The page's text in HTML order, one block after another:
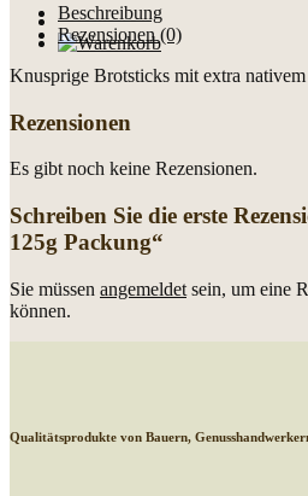
Beschreibung
Rezensionen (0)
Knusprige Brotsticks mit extra
Rezensionen
Es gibt noch keine Rezensionen.
Schreiben Sie die erste
125g Packung“
Sie müssen angemeldet sein, um eine
können.
Qualitätsprodukte von Bauern,